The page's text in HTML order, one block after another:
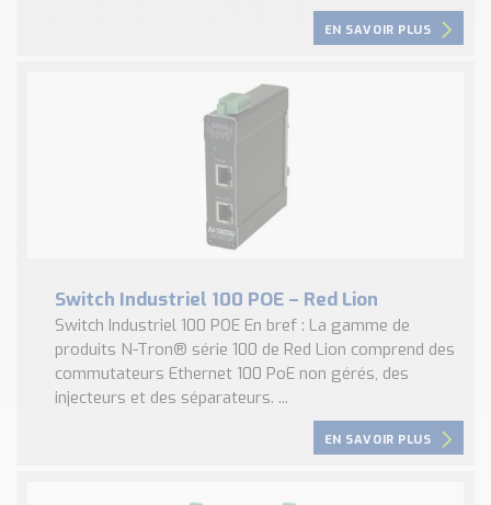
EN SAVOIR PLUS
Switch Industriel 100 POE – Red Lion
Switch Industriel 100 POE En bref : La gamme de
produits N-Tron® série 100 de Red Lion comprend des
commutateurs Ethernet 100 PoE non gérés, des
injecteurs et des séparateurs. ...
EN SAVOIR PLUS